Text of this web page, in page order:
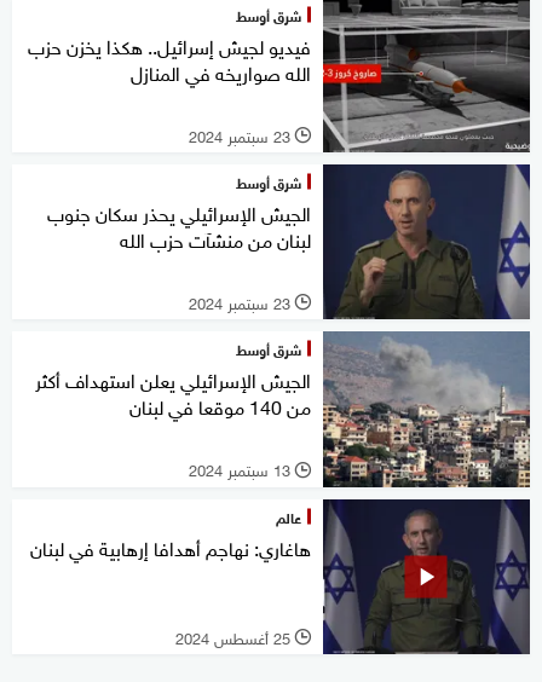
شرق أوسط
فيديو لجيش إسرائيل.. هكذا يخزن حزب
الله صواريخه في المنازل
l 23 سبتمبر 2024
شرق أوسط
الجيش الإسرائيلي يحذر سكان جنوب
لبنان من منشآت حزب الله
l 23 سبتمبر 2024
شرق أوسط
الجيش الإسرائيلي يعلن استهداف أكثر
من 140 موقعا في لبنان
l 13 سبتمبر 2024
عالم
هاغاري: نهاجم أهدافا إرهابية في لبنان
l 25 أغسطس 2024